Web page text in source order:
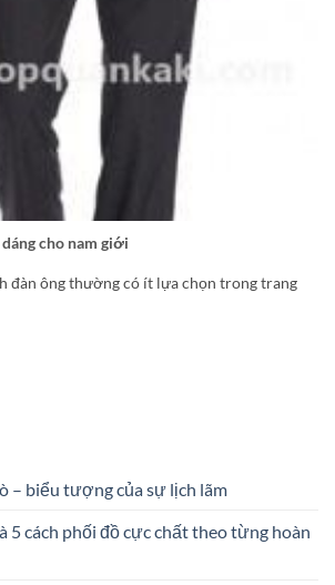
cho nam giới
đàn ông thường có ít lựa chọn trong trang
– biểu tượng của sự lịch lãm
5 cách phối đồ cực chất theo từng hoàn